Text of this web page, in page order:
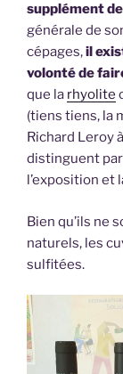
supplément
générale de
cépages,il
volonté de
que la rhyolite
(tiens tiens, la
Richard Leroy
distinguent
l’exposition et
Bien qu’ils ne
naturels, les
sulfitées.